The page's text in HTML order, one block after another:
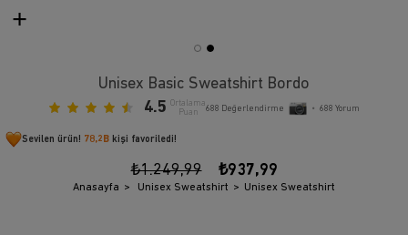
Unisex Basic Sweatshirt Bordo
4.5 Ortalama
Puan
688 Değerlendirme • 688 Yorum
Sevilen ürün! 78,2B kişi favoriledi!
₺1.249,99 ₺937,99
Anasayfa Unisex Sweatshirt Unisex Sweatshirt